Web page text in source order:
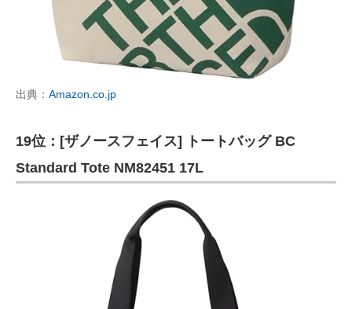
出典： Amazon.co.jp
19位：[ザノースフェイス] トートバッグ BC
Standard Tote NM82451 17L